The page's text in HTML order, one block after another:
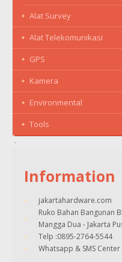
Alat Survey
Alat Telekomunikasi
GPS
Kamera
Environmental
Tools
Information
jakartahardware.com
Ruko Bahan Bangunan
Mangga Dua - Jakarta
Telp :0895-2764-5544
Whatsapp & SMS